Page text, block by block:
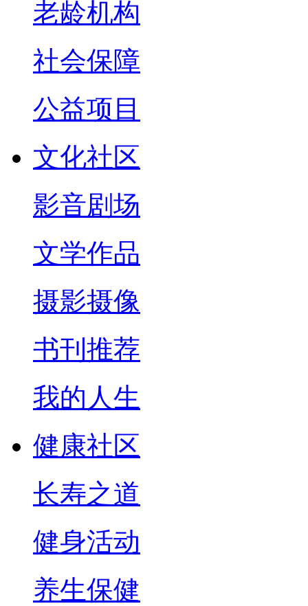
老龄机构
社会保障
公益项目
文化社区
影音剧场
文学作品
摄影摄像
书刊推荐
我的人生
健康社区
长寿之道
健身活动
养生保健